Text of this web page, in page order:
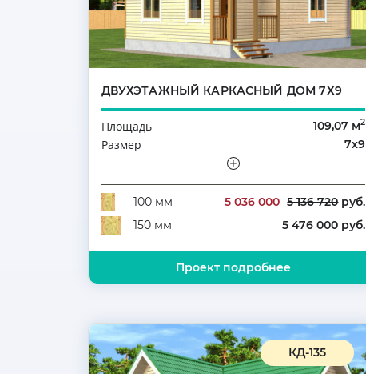
ДВУХЭТАЖНЫЙ КАРКАСНЫЙ ДОМ 7Х9
Площадь 109,07 м2
Размер 7х9
Количество комнат
100 мм
5 036 000 5 136 720руб.
150 мм
5 476 000 руб.
Проект подробнее
КД-135